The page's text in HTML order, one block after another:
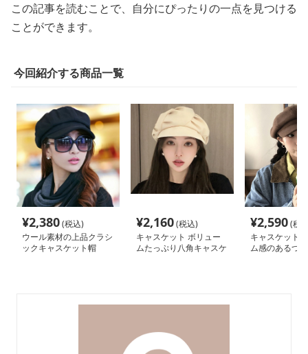
この記事を読むことで、自分にぴったりの一点を見つける
ことができます。
今回紹介する商品一覧
¥2,380(税込)
ウール素材の上品クラシ
ックキャスケット帽
¥2,160(税込)
キャスケット ボリュー
ムたっぷり八角キャスケ
¥2,590(税
キャスケット
ム感のあるつ